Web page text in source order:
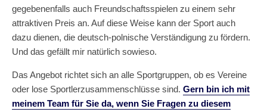
gegebenenfalls auch Freundschaftsspielen zu einem sehr
attraktiven Preis an. Auf diese Weise kann der Sport auch
dazu dienen, die deutsch-polnische Verständigung zu fördern.
Und das gefällt mir natürlich sowieso.
Das Angebot richtet sich an alle Sportgruppen, ob es Vereine
oder lose Sportlerzusammenschlüsse sind. Gern bin ich mit
meinem Team für Sie da, wenn Sie Fragen zu diesem